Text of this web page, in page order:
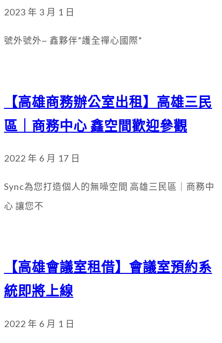
2023 年 3 月 1 日
號外號外~ 鑫夥伴”護全禪心國際”
【高雄商務辦公室出租】高雄三民
區｜商務中心 鑫空間歡迎參觀
2022 年 6 月 17 日
Sync為您打造個人的無噪空間 高雄三民區｜商務中
心 讓您不
【高雄會議室租借】會議室預約系
統即將上線
2022 年 6 月 1 日